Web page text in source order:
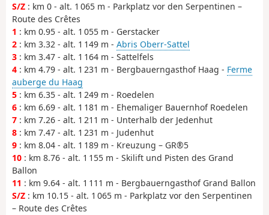
S/Z : km 0 - alt. 1 065 m - Parkplatz vor den Serpentinen –
Route des Crêtes
1 : km 0.95 - alt. 1 055 m - Gerstacker
2 : km 3.32 - alt. 1 149 m - Abris Oberr-Sattel
3 : km 3.47 - alt. 1 164 m - Sattelfels
4 : km 4.79 - alt. 1 231 m - Bergbauerngasthof Haag - Ferme
auberge du Haag
5 : km 6.35 - alt. 1 249 m - Roedelen
6 : km 6.69 - alt. 1 181 m - Ehemaliger Bauernhof Roedelen
7 : km 7.26 - alt. 1 211 m - Unterhalb der Jedenhut
8 : km 7.47 - alt. 1 231 m - Judenhut
9 : km 8.04 - alt. 1 189 m - Kreuzung – GR®5
10 : km 8.76 - alt. 1 155 m - Skilift und Pisten des Grand
Ballon
11 : km 9.64 - alt. 1 111 m - Bergbauerngasthof Grand Ballon
S/Z : km 10.15 - alt. 1 065 m - Parkplatz vor den Serpentinen
– Route des Crêtes